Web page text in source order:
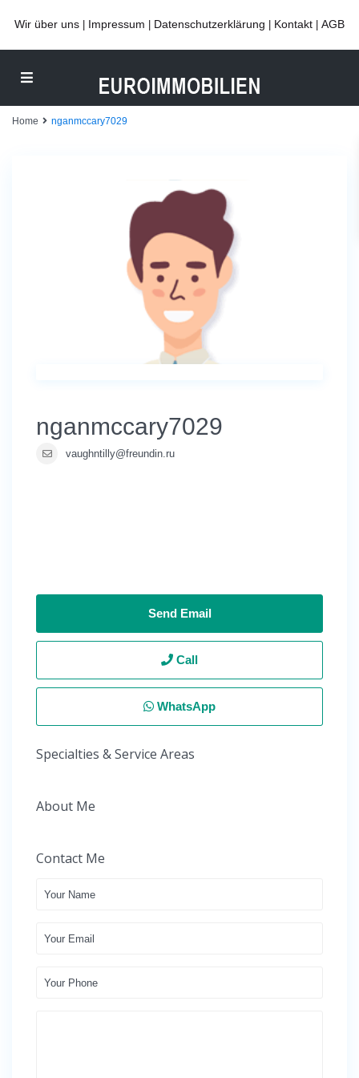
Wir über uns Impressum Datenschutzerklärung Kontakt AGB
Home nganmccary7029
nganmccary7029
vaughntilly@freundin.ru
Send Email
Call
WhatsApp
Specialties & Service Areas
About Me
Contact Me